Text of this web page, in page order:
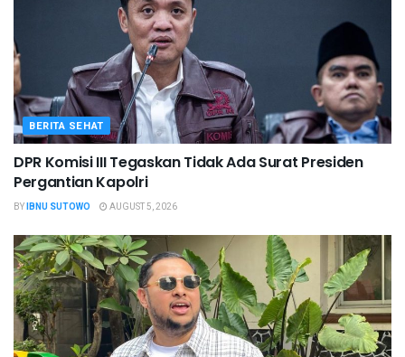
BERITA SEHAT
DPR Komisi III Tegaskan Tidak Ada Surat Presiden
Pergantian Kapolri
BYIBNU SUTOWO AUGUST 5, 2026